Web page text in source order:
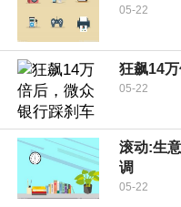
05-22
狂飙14
05-22
滚动:生
调
05-22